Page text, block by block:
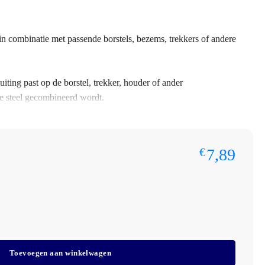
met passende borstels, bezems, trekkers of andere
past op de borstel, trekker, houder of ander
steel gecombineerd wordt.
prijsafspraken.
€7,89
Toevoegen aan winkelwagen